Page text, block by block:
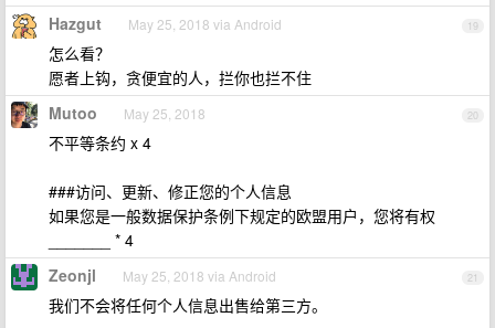
19
Hazgut May 25, 2018 via Android
怎么看？
愿者上钩，贪便宜的人，拦你也拦不住
20
Mutoo May 25, 2018
不平等条约 x 4
###访问、更新、修正您的个人信息
如果您是一般数据保护条例下规定的欧盟用户，您将有权
_______ * 4
21
Zeonjl May 25, 2018 via Android
我们不会将任何个人信息出售给第三方。